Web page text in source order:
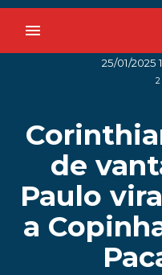
menu
25/01/2025
2
de
Paulo
a